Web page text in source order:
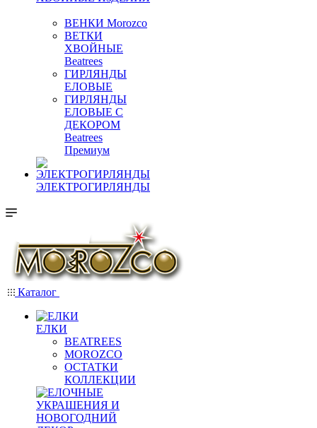
ВЕНКИ Morozco
ВЕТКИ
ХВОЙНЫЕ
Beatrees
ГИРЛЯНДЫ
ЕЛОВЫЕ
ГИРЛЯНДЫ
ЕЛОВЫЕ С
ДЕКОРОМ
Beatrees
Премиум
ЭЛЕКТРОГИРЛЯНДЫ
Каталог
ЕЛКИ
BEATREES
MOROZCO
ОСТАТКИ
КОЛЛЕКЦИИ